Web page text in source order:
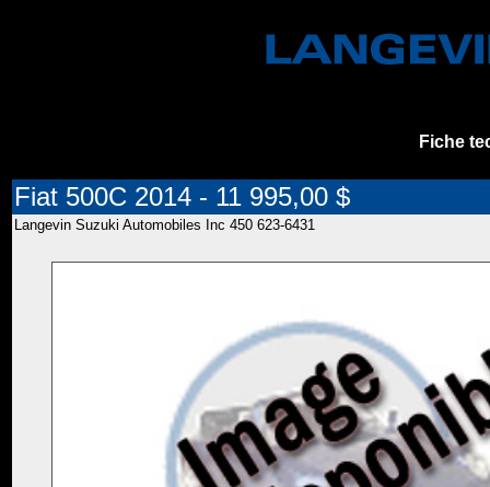
Fiche
Fiat 500C 2014 - 11 995,00 $
Langevin Suzuki Automobiles Inc 450 623-6431